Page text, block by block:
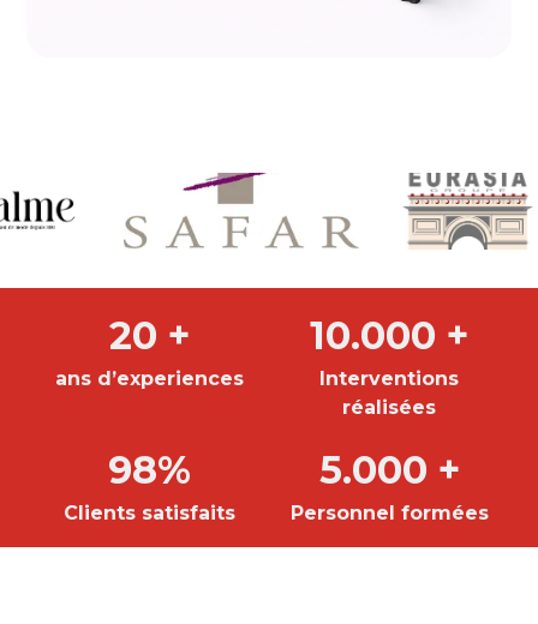
20 +
ans d’experiences
10.000 +
Interventions
réalisées
98%
Clients satisfaits
5.000 +
Personnel formées